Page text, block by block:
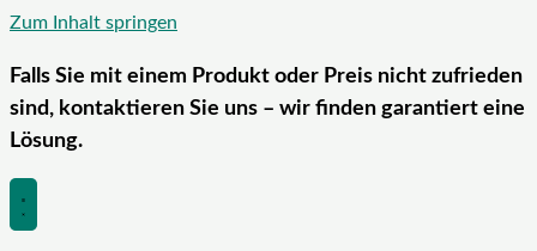
Zum Inhalt springen
Falls Sie mit einem Produkt oder Preis nicht zufrieden
sind, kontaktieren Sie uns – wir finden garantiert eine
Lösung.